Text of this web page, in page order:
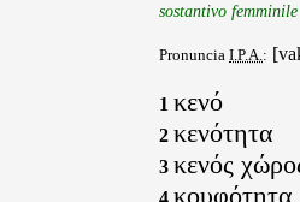
sostantivo femminile
Pronuncia I.P.A.:
1 κενό
2 κενότητα
3 κενός
4 κουφότητα